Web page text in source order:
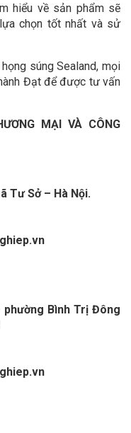
hiểu về sản phẩm sẽ
chọn tốt nhất và sử
súng Sealand, mọi
Đạt để được tư vấn
MẠI VÀ CÔNG
Tư Sở – Hà Nội.
Bình Trị Đông